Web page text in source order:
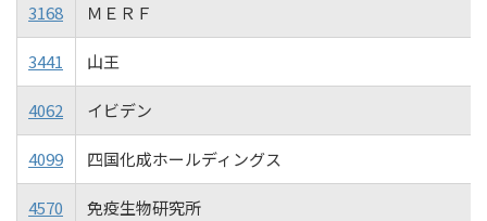
3168 ＭＥＲＦ
3441 山王
4062 イビデン
4099 四国化成ホールディングス
4570 免疫生物研究所